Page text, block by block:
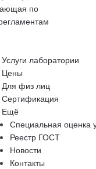
Услуги лаборатории
Цены
Для физ лиц
Сертификация
Ещё
Специальная оценка
Реестр ГОСТ
Новости
Контакты